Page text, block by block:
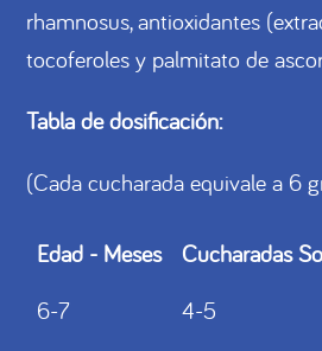
rhamnosus, antioxidantes
tocoferoles y palmitato de
Tabla de dosificación:
(Cada cucharada equivale a 6
Edad - Meses Cucharadas
6-7
4-5